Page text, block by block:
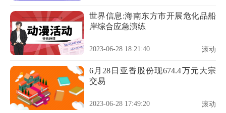
世界信息:海南东方市开展危化品船
岸综合应急演练
2023-06-28 18:21:40 滚动
6月28日亚香股份现674.4万元大宗
交易
2023-06-28 17:49:20 滚动